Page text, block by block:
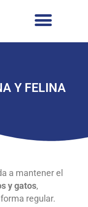
Y FELINA
a mantener el
y gatos,
regular.